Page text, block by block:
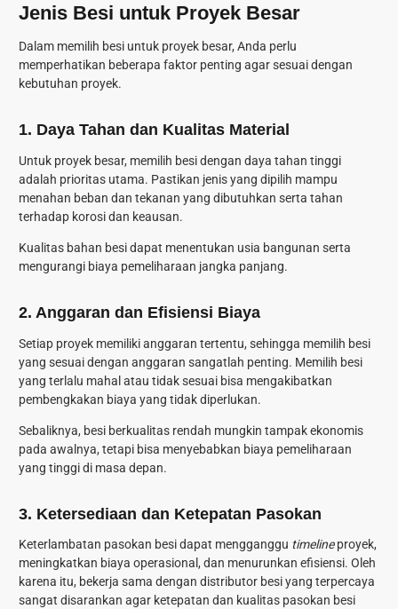
Jenis Besi untuk Proyek Besar
Dalam memilih besi untuk proyek besar, Anda perlu
memperhatikan beberapa faktor penting agar sesuai dengan
kebutuhan proyek.
1. Daya Tahan dan Kualitas Material
Untuk proyek besar, memilih besi dengan daya tahan tinggi
adalah prioritas utama. Pastikan jenis yang dipilih mampu
menahan beban dan tekanan yang dibutuhkan serta tahan
terhadap korosi dan keausan.
Kualitas bahan besi dapat menentukan usia bangunan serta
mengurangi biaya pemeliharaan jangka panjang.
2. Anggaran dan Efisiensi Biaya
Setiap proyek memiliki anggaran tertentu, sehingga memilih besi
yang sesuai dengan anggaran sangatlah penting. Memilih besi
yang terlalu mahal atau tidak sesuai bisa mengakibatkan
pembengkakan biaya yang tidak diperlukan.
Sebaliknya, besi berkualitas rendah mungkin tampak ekonomis
pada awalnya, tetapi bisa menyebabkan biaya pemeliharaan
yang tinggi di masa depan.
3. Ketersediaan dan Ketepatan Pasokan
Keterlambatan pasokan besi dapat mengganggu timelineproyek,
meningkatkan biaya operasional, dan menurunkan efisiensi. Oleh
karena itu, bekerja sama dengan distributor besi yang terpercaya
sangat disarankan agar ketepatan dan kualitas pasokan besi